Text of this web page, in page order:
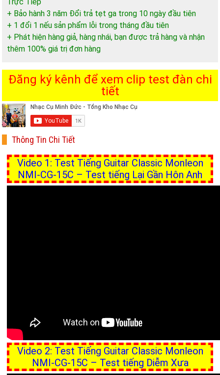
+ Bảo hành 3 năm Đổi trả tẹt ga trong 10 ngày đầu tiên
+ 1 đổi 1 nếu sản phẩm lỗi trong tháng đầu tiên
+ Phát hiện hàng giả, hàng nhái, bạn được trả hàng và nhận
thêm 100% giá trị đơn hàng
Đăng ký kênh để xem clip test đàn chi
tiết
Thông Tin Chi Tiết
Video 1: Test Tiếng Guitar Classic Monleon
NMI-CG-15C – Test tiếng Lại Gần Hôn Anh
Video 2: Test Tiếng Guitar Classic Monleon
NMI-CG-15C – Test tiếng Diễm Xưa